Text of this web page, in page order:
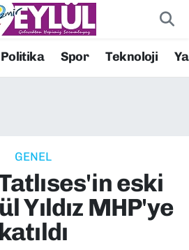
Politika Spor Teknoloji
GENEL
eski
Yıldız MHP'ye
katıldı
Durumu ve Fikstür